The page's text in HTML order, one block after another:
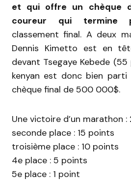
et qui offre un chèque
coureur qui termine
classement final. A deux
Dennis Kimetto est en
devant Tsegaye Kebede
kenyan est donc bien
chèque final de 500 000$.
Une victoire d’un marathon
seconde place : 15 points
troisième place : 10 points
4e place : 5 points
5e place : 1 point